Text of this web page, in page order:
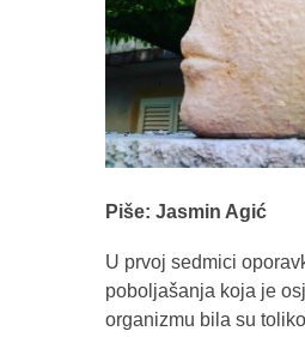
Piše: Jasmin Agić
U prvoj sedmici
poboljašanja koja je
organizmu bila su